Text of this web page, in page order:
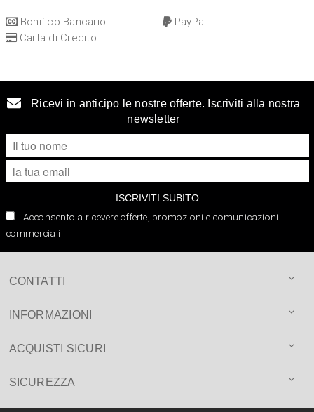
Bonifico Bancario
Carta di Credito
PayPal
Ricevi in anticipo le nostre offerte. Iscriviti alla nostra
newsletter
ISCRIVITI SUBITO
Acconsento a ricevere offerte, promozioni e comunicazioni
commerciali
CONTATTI
INFORMAZIONI
ACQUISTI SICURI
SICUREZZA